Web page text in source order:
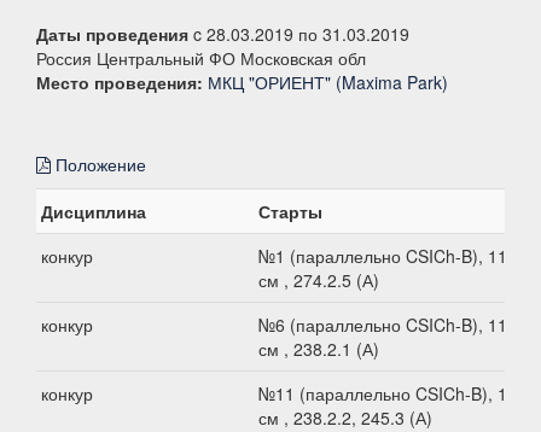
Даты проведения c 28.03.2019 по 31.03.2019
Россия Центральный ФО Московская обл
Место проведения: МКЦ "ОРИЕНТ" (Maxima Park)
Положение
Дисциплина
Старты
конкур
№1 (параллельно CSICh-B), 110
см , 274.2.5 (А)
конкур
№6 (параллельно CSICh-B), 115
см , 238.2.1 (А)
конкур
№11 (параллельно CSICh-B), 120
см , 238.2.2, 245.3 (А)